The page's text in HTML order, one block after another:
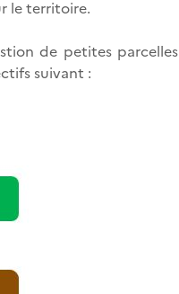
le territoire.
de petites
suivant :